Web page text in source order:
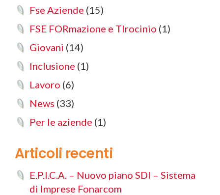
Fse Aziende (15)
FSE FORmazione e TIrocinio (1)
Giovani (14)
Inclusione (1)
Lavoro (6)
News (33)
Per le aziende (1)
Articoli recenti
E.P.I.C.A. – Nuovo piano SDI – Sistema
di Imprese Fonarcom